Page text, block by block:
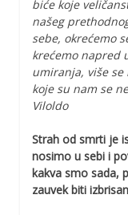
biće koje
našeg
sebe, okrećemo
krećemo napred
umiranja, više se
koje su nam se
Viloldo
Strah od smrti je
nosimo u sebi i
kakva smo sada,
zauvek biti